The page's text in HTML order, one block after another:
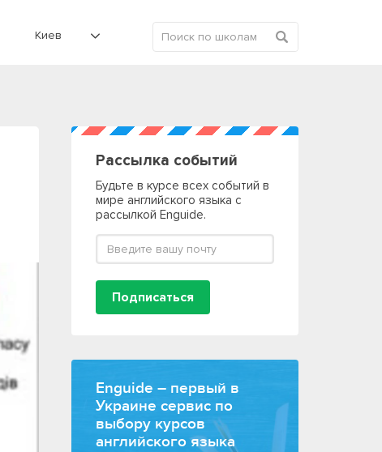
Киев
Рассылка событий
Будьте в курсе всех событий в
мире английского языка с
рассылкой Enguide.
Подписаться
Enguide – первый в
Украине сервис по
выбору курсов
английского языка